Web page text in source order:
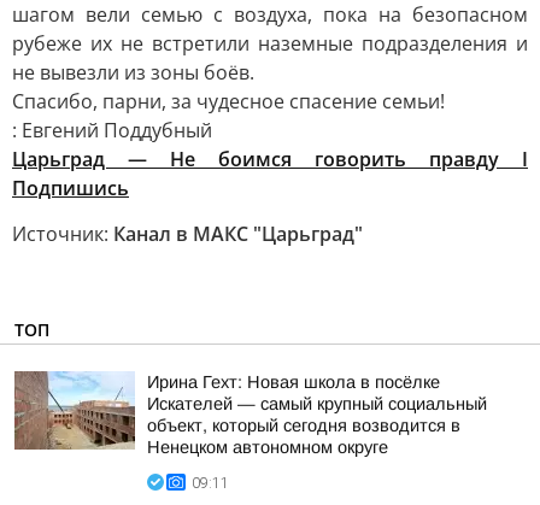
шагом вели семью с воздуха, пока на безопасном
рубеже их не встретили наземные подразделения и
не вывезли из зоны боёв.
Спасибо, парни, за чудесное спасение семьи!
: Евгений Поддубный
Царьград — Не боимся говорить правду I
Подпишись
Источник: Канал в МАКС "Царьград"
ТОП
Ирина Гехт: Новая школа в посёлке
Искателей — самый крупный социальный
объект, который сегодня возводится в
Ненецком автономном округе
09:11